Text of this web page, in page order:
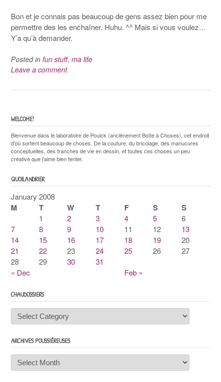
Bon et je connais pas beaucoup de gens assez bien pour me
permettre des les enchaîner. Huhu. ^^ Mais si vous voulez…
Y’a qu’à demander.
Posted in fun stuff, ma life
Leave a comment
WELCOME!
Bienvenue dans le laboratoire de Pouick (anciènement Boîte à Choses), cet endroit
d'où sortent beaucoup de choses. De la couture, du bricolage, des manucures
conceptuelles, des tranches de vie en dessin, et toutes ces choses un peu
créative que j'aime bien tenter.
QUOILANDRIER
January 2008
M T W T F S S
« Dec Feb »
1 2 3 4 5
6
7
8 9 10 11 12
13
14
15 16 17 18 19
20
21
22 23 24 25 26
27
28
29 30 31
CHAUDOSSIERS
Chaudossiers
ARCHIVES POUSSIÉREUSES
Archives
poussiéreuses